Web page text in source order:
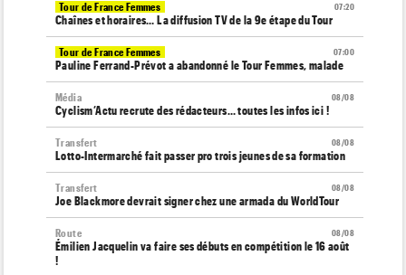
07:20
Tour de France Femmes
Chaînes et horaires… La diffusion TV de la 9e étape du Tour
07:00
Tour de France Femmes
Pauline Ferrand-Prévot a abandonné le Tour Femmes, malade
08/08
Média
Cyclism’Actu recrute des rédacteurs… toutes les infos ici !
08/08
Transfert
Lotto-Intermarché fait passer pro trois jeunes de sa formation
08/08
Transfert
Joe Blackmore devrait signer chez une armada du WorldTour
08/08
Route
Émilien Jacquelin va faire ses débuts en compétition le 16 août
!